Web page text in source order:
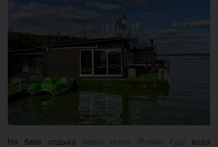
На базе отдыха Robin Hood (Робин Гуд) вода